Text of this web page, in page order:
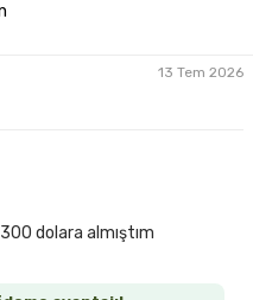
13 Tem 2026
dolara almıştım